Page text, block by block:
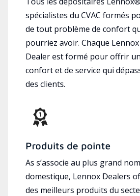
spécialistes du CVAC formés
de tout problème de confort
pourriez avoir. Chaque
Dealer est formé pour offrir
confort et de service qui
des clients.
Produits de pointe
As s’associe au plus grand
domestique, Lennox Dealers
des meilleurs produits du